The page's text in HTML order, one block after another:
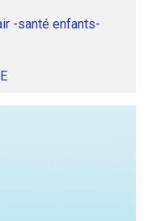
-santé enfants-